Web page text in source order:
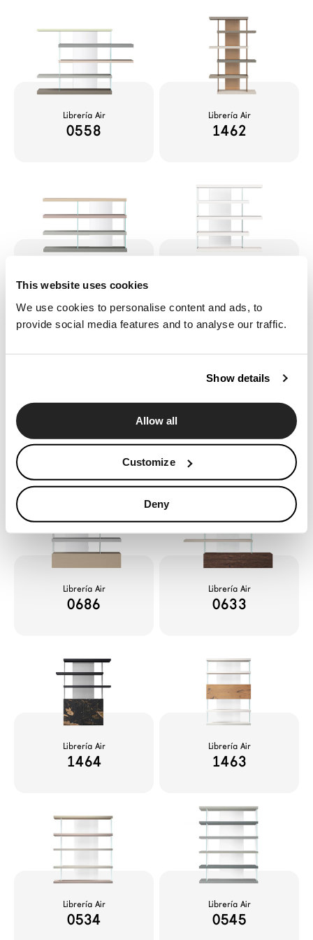
This website uses cookies
We use cookies to personalise content and ads, to
provide social media features and to analyse our traffic.
Show details
Allow all
Customize
Deny
Catálogos
Librería Air
0558
Librería Air
1462
0557
0559 0538
Librería Air
0686
Librería Air
0633
Librería Air
1464
Librería Air
1463
Librería Air
0534
Librería Air
0545